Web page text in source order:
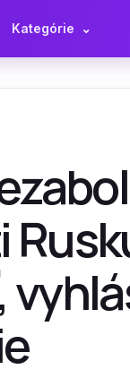
Kategórie ⌄